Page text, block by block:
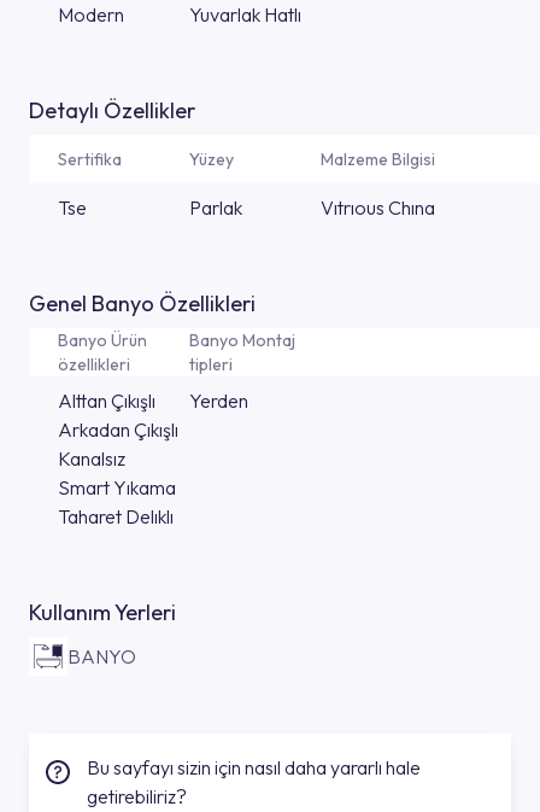
Modern Yuvarlak Hatlı
Detaylı Özellikler
Sertifika Yüzey Malzeme Bilgisi
Tse Parlak Vıtrıous Chına
Genel Banyo Özellikleri
Banyo Ürün
özellikleri
Banyo Montaj
tipleri
Alttan Çıkışlı
Arkadan Çıkışlı
Kanalsız
Smart Yıkama
Taharet Delıklı
Yerden
Kullanım Yerleri
BANYO
Bu sayfayı sizin için nasıl daha yararlı hale
getirebiliriz?